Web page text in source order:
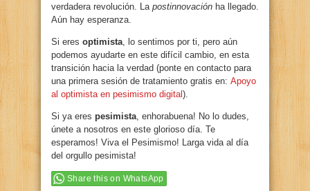
verdadera revolución. La postinnovación ha llegado.
Aún hay esperanza.
Si eres optimista , lo sentimos por ti, pero aún
podemos ayudarte en este difícil cambio, en esta
transición hacia la verdad (ponte en contacto para
una primera sesión de tratamiento gratis en: Apoyo
al optimista en pesimismo digital).
Si ya eres pesimista , enhorabuena! No lo dudes,
únete a nosotros en este glorioso día. Te
esperamos! Viva el Pesimismo! Larga vida al día
del orgullo pesimista!
Share this on WhatsApp